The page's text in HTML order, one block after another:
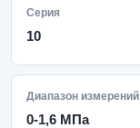
Серия
10
Диапазон измерений
0-1,6 МПа